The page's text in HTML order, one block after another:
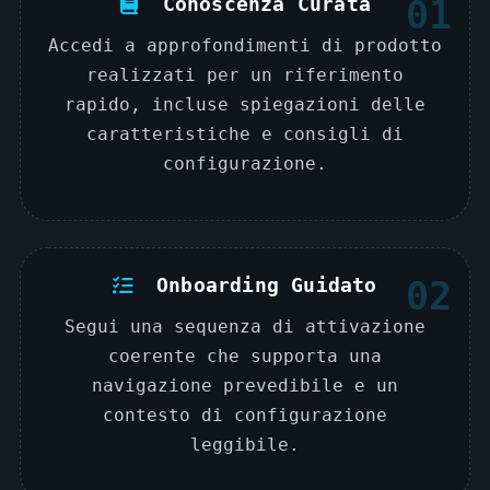
01
Accedi a approfondimenti di prodotto
realizzati per un riferimento
rapido, incluse spiegazioni delle
caratteristiche e consigli di
configurazione.
02
Onboarding Guidato
Segui una sequenza di attivazione
coerente che supporta una
navigazione prevedibile e un
contesto di configurazione
leggibile.